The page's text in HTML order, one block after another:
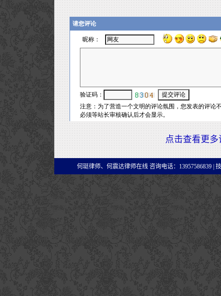
点击查看更多
何珽律师、何震达律师在线 咨询电话：13957586839 |